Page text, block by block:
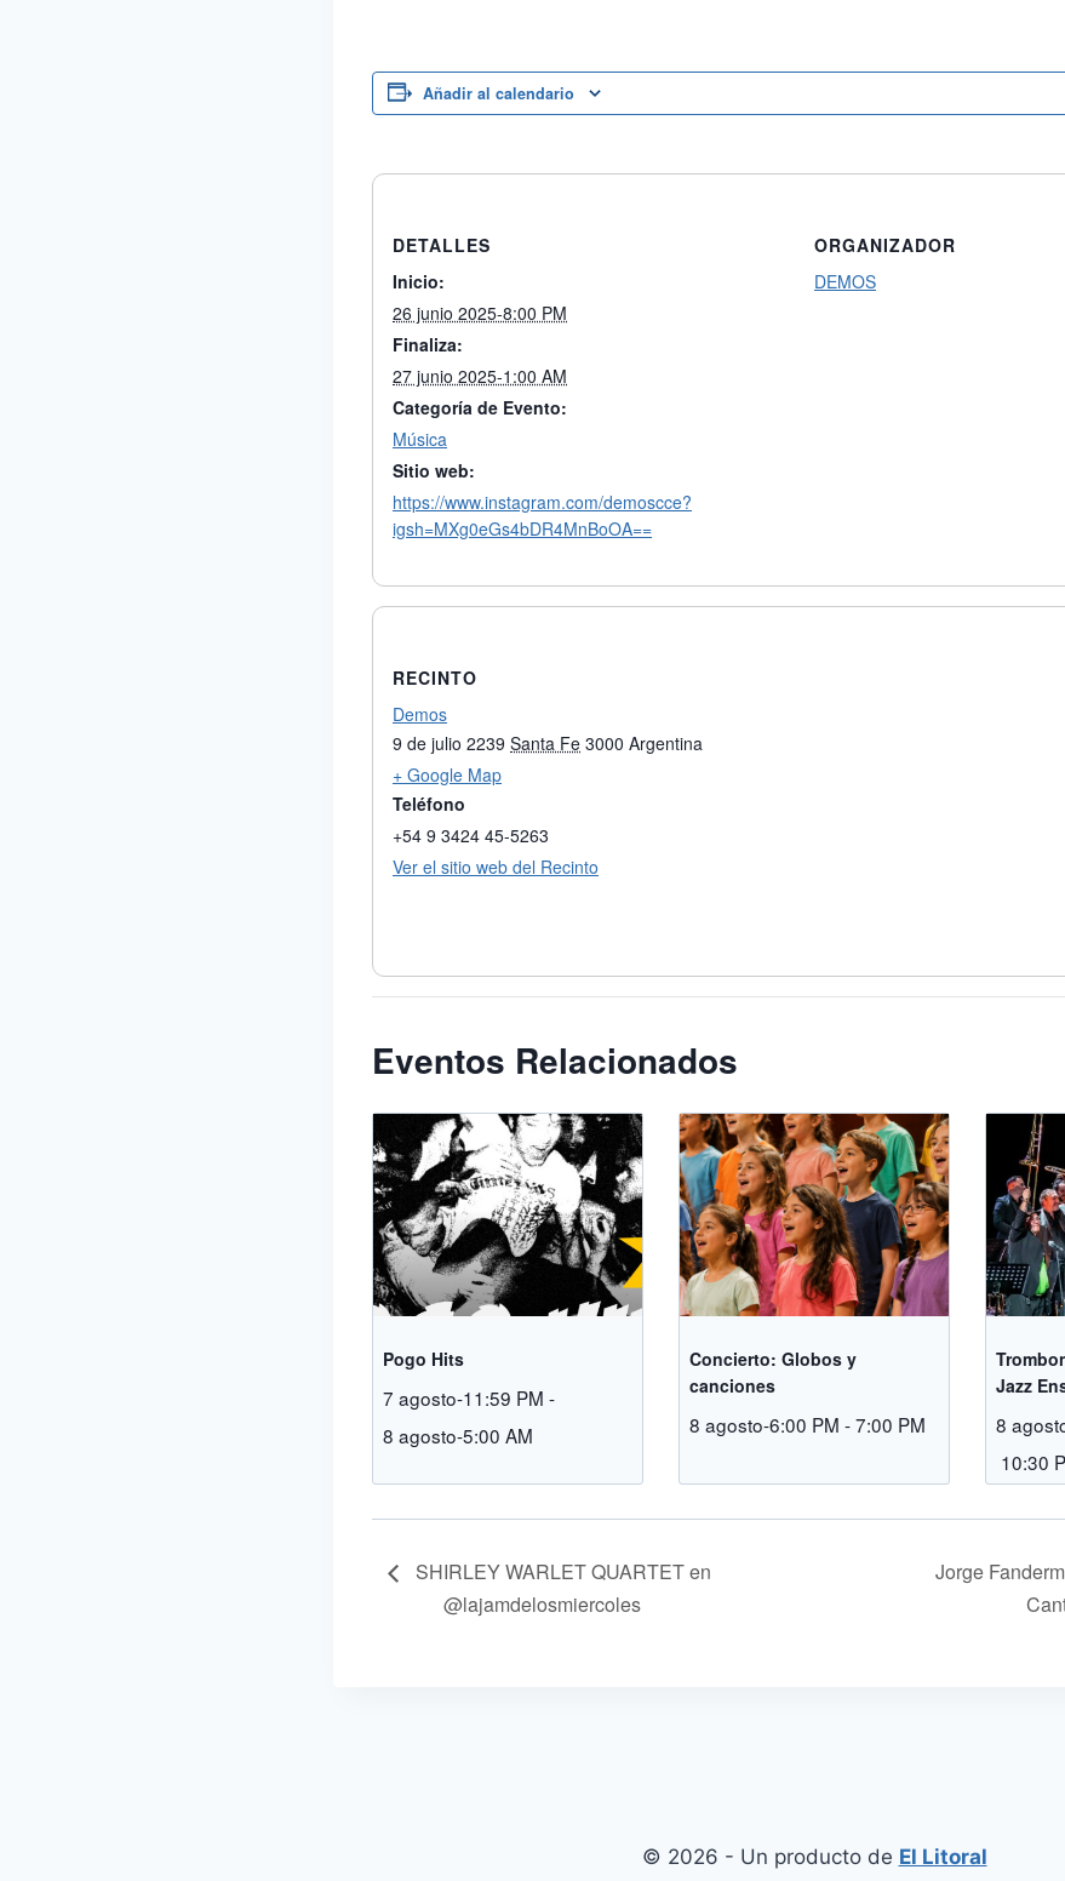
Añadir al calendario
DETALLES
Inicio:
26 junio 2025-8:00 PM
Finaliza:
27 junio 2025-1:00 AM
Categoría de Evento:
Música
Sitio web:
https://www.instagram.com/demoscce?
igsh=MXg0eGs4bDR4MnBoOA==
ORGANIZADOR
DEMOS
RECINTO
Demos
9 de julio 2239 Santa Fe 3000 Argentina
+ Google Map
Teléfono
+54 9 3424 45-5263
Ver el sitio web del Recinto
Eventos Relacionados
Pogo Hits
7 agosto-11:59 PM -
8 agosto-5:00 AM
Concierto: Globos y
canciones
8 agosto-6:00 PM -7:00 PM
Jazz
8
10:30
SHIRLEY WARLET QUARTET en
@lajamdelosmiercoles
Jorge
© 2026 - Un producto de El Litoral